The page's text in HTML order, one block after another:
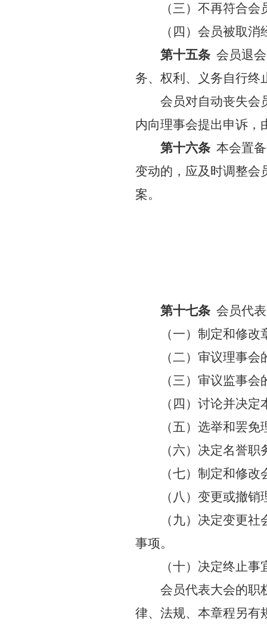
（三）不再符合会
（四）会员被取
第十五条 会员退
务、权利、义务自行终
会员对自动丧失会
内向理事会提出申诉，
第十六条 本会置
变动的，应及时调整会
案。
第十七条 会员代
（一）制定和修改
（二）审议理事
（三）审议监事
（四）讨论并决
（五）选举和罢
（六）决定名誉
（七）制定和修
（八）变更或撤
（九）决定变更
事项。
（十）决定终止事
会员代表大会的职
律、法规、本章程另有